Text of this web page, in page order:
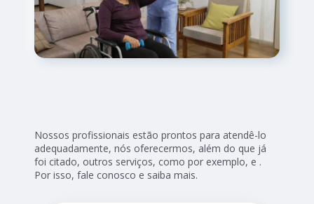
Nossos profissionais estão prontos para atendê-lo
adequadamente, nós oferecermos, além do que já
foi citado, outros serviços, como por exemplo, e .
Por isso, fale conosco e saiba mais.